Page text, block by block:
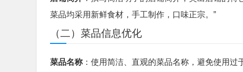
菜品均采用新鲜食材，手工制作，口味正宗。”
（二）菜品信息优化
菜品名称 ：使用简洁、直观的菜品名称，避免使用过